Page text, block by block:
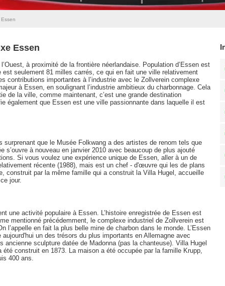
Essen
Essen
à proximité de la frontière néerlandaise. Population d’Essen est
est seulement 81 milles carrés, ce qui en fait une ville relativement
contributions importantes à l’industrie avec le Zollverein complexe
à Essen, en soulignant l’industrie ambitieux du charbonnage. Cela
de la ville, comme maintenant, c’est une grande destination
également que Essen est une ville passionnante dans laquelle il est
surprenant que le Musée Folkwang a des artistes de renom tels que
s’ouvre à nouveau en janvier 2010 avec beaucoup de plus ajouté
Si vous voulez une expérience unique de Essen, aller à un de
récente (1988), mais est un chef - d'œuvre qui les de plans
construit par la même famille qui a construit la Villa Hugel, accueille
jour.
une activité populaire à Essen. L’histoire enregistrée de Essen est
mentionné précédemment, le complexe industriel de Zollverein est
l’appelle en fait la plus belle mine de charbon dans le monde. L’Essen
un des trésors du plus importants en Allemagne avec
ancienne sculpture datée de Madonna (pas la chanteuse). Villa Hugel
construit en 1873. La maison a été occupée par la famille Krupp,
400 ans.